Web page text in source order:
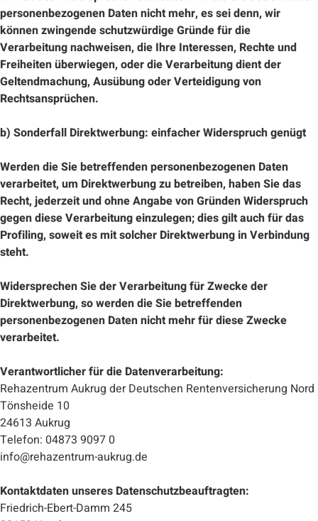
personenbezogenen Daten nicht mehr, es sei denn, wir
können zwingende schutzwürdige Gründe für die
Verarbeitung nachweisen, die Ihre Interessen, Rechte und
Freiheiten überwiegen, oder die Verarbeitung dient der
Geltendmachung, Ausübung oder Verteidigung von
Rechtsansprüchen.
b) Sonderfall Direktwerbung: einfacher Widerspruch genügt
Werden die Sie betreffenden personenbezogenen Daten
verarbeitet, um Direktwerbung zu betreiben, haben Sie das
Recht, jederzeit und ohne Angabe von Gründen Widerspruch
gegen diese Verarbeitung einzulegen; dies gilt auch für das
Profiling, soweit es mit solcher Direktwerbung in Verbindung
steht.
Widersprechen Sie der Verarbeitung für Zwecke der
Direktwerbung, so werden die Sie betreffenden
personenbezogenen Daten nicht mehr für diese Zwecke
verarbeitet.
Verantwortlicher für die Datenverarbeitung:
Rehazentrum Aukrug der Deutschen Rentenversicherung Nord
Tönsheide 10
24613 Aukrug
Telefon: 04873 9097 0
info@rehazentrum-aukrug.de
Kontaktdaten unseres Datenschutzbeauftragten:
Friedrich-Ebert-Damm 245